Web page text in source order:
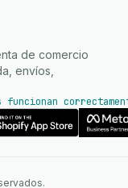
de comercio
envíos,